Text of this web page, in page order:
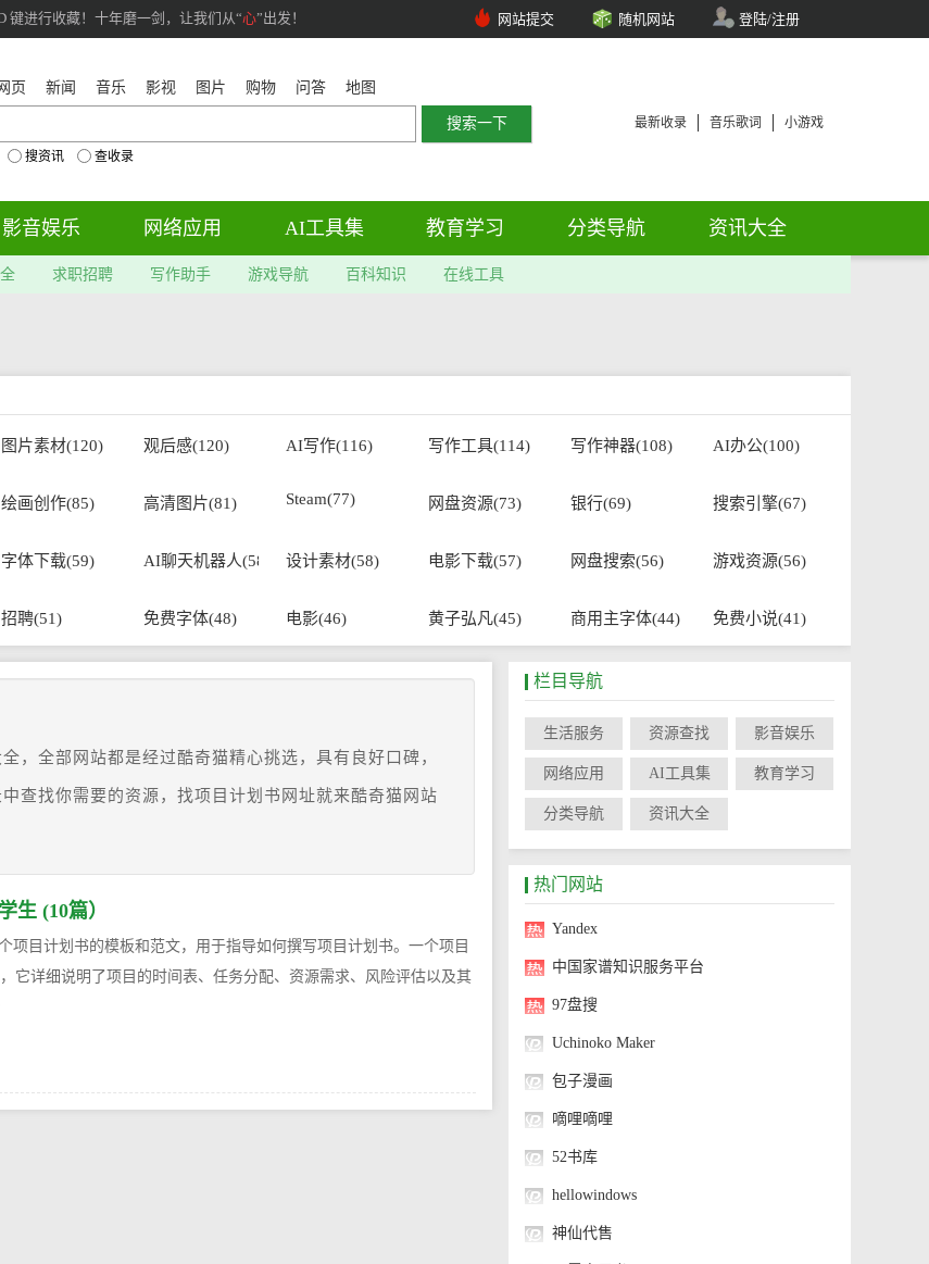
键进行收藏！十年磨一剑，让我们从“心”出发！ 网站提交 随机网站 登陆/注册
页 新闻 音乐 影视 图片 购物 问答 地图
搜资讯 查收录
最新收录 音乐歌词 小游戏
影音娱乐 网络应用 AI工具集 教育学习 分类导航 资讯大全
求职招聘 写作助手 游戏导航 百科知识 在线工具
图片素材(120) 观后感(120) AI写作(116) 写作工具(114) 写作神器(108) AI办公(100)
绘画创作(85) 高清图片(81) Steam(77) 网盘资源(73) 银行(69) 搜索引擎(67)
字体下载(59) AI聊天机器人(58) 设计素材(58) 电影下载(57) 网盘搜索(56) 游戏资源(56)
招聘(51) 免费字体(48) 电影(46) 黄子弘凡(45) 商用主字体(44) 免费小说(41)
，全部网站都是经过酷奇猫精心挑选，具有良好口碑，
查找你需要的资源，找项目计划书网址就来酷奇猫网站
生 (10篇）
项目计划书的模板和范文，用于指导如何撰写项目计划书。一个项目
它详细说明了项目的时间表、任务分配、资源需求、风险评估以及其
栏目导航
生活服务 资源查找 影音娱乐
网络应用 AI工具集 教育学习
分类导航 资讯大全
热门网站
Yandex
中国家谱知识服务平台
97盘搜
Uchinoko Maker
包子漫画
嘀哩嘀哩
52书库
hellowindows
神仙代售